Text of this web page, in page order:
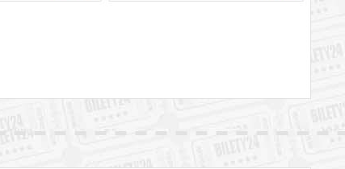
od 2,00 pln BILETY
BILETY